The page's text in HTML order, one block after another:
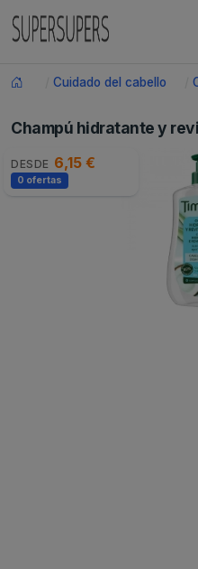
Cuidado del cabello
Champú hidratante y
DESDE 6,15 €
0 ofertas